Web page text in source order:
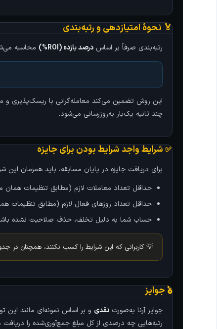
🏅 نحوهٔ امتیازدهی و رتبه‌بندی
رتبه‌بندی صرفاً بر اساس درصد بازده (ROI%) محاسبه
این روش تضمین می‌کند معامله‌گرانی با ریسک‌پذیری و
چند ثانیه یک‌بار به‌روزرسانی می‌شود.
✅ شرایط واجد شرایط بودن برای جایزه
برای دریافت جایزه در پایان مسابقه، باید همزمان این
حداقل تعداد معاملات لازم (مطابق تنظیمات همان
حداقل تعداد روزهای فعال لازم (مطابق تنظیمات
حساب شما به دلیل تخلف، حذف صلاحیت نشده
💡 کاربرانی که این شرایط را کسب نکنند، همچنان در
🎖️ جوایز
جوایز آرنا به‌صورت نقدی
رتبه‌هایی چه درصدی از کل مبلغ جمع‌آوری‌شده را